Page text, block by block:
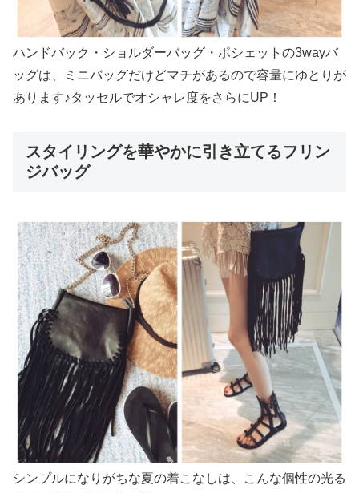
ハンドバック・ショルダーバッグ・ポシェットの3wayバ
ッグは、ミニバッグだけどマチがあるので容量にゆとりが
あります♪タッセルでオシャレ度をさらにUP！
スタイリングを華やかに引き立てるフリン
ジバッグ
シンプルになりがちな夏の着こなしは、
こんな個性の光る